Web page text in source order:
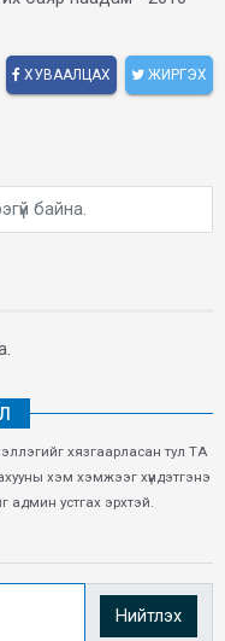
ХУВААЛЦАХ ЖИРГЭХ
байна.
хязгаарласан тул ТА
хэм хэмжээг хүндэтгэнэ
админ устгах эрхтэй.
Нийтлэх